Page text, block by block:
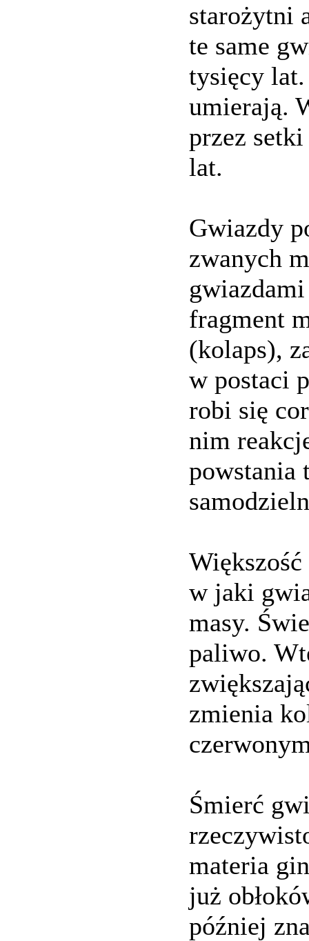
starożytni
te same
tysięcy
umierają.
przez
lat.
Gwiazdy
zwanych
fragment
(kolaps),
w postaci
robi się
nim
powstania
w jaki
masy.
paliwo.
zmienia
Śmierć
materia
już
później